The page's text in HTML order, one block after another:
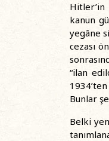
Hitler’in
kanun
yegâne
cezası
“ilan
Bunlar
Belki